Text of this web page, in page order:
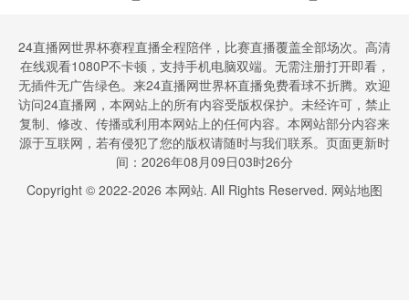
24直播网世界杯赛程直播全程陪伴，比赛直播覆盖全部场次。高清
在线观看1080P不卡顿，支持手机电脑双端。无需注册打开即看，
无插件无广告绿色。来24直播网世界杯直播免费看球不折腾。欢迎
访问24直播网，本网站上的所有内容受版权保护。未经许可，禁止
复制、修改、传播或利用本网站上的任何内容。本网站部分内容来
源于互联网，若有侵犯了您的版权请随时与我们联系。页面更新时
间：2026年08月09日03时26分
Copyright © 2022-2026 本网站. All Rights Reserved. 网站地图